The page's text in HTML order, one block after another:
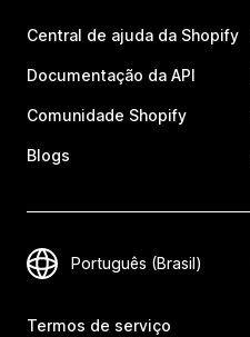
Central de ajuda da Shopify
Documentação da API
Comunidade Shopify
Blogs
Termos de serviço